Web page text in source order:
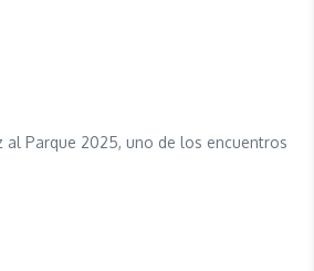
al Parque 2025, uno de los encuentros